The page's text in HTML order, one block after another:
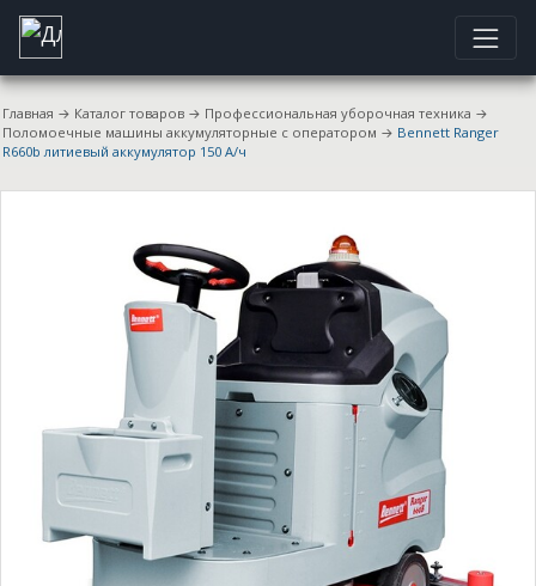
Главная → Каталог товаров → Профессиональная уборочная техника →
Поломоечные машины аккумуляторные с оператором → Bennett Ranger
R660b литиевый аккумулятор 150 А/ч